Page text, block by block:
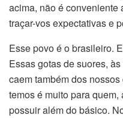
acima, não é conveniente
traçar-vos expectativas e
Esse povo é o brasileiro.
Essas gotas de suores,
caem também dos
temos é muito para
possuir além do básico.